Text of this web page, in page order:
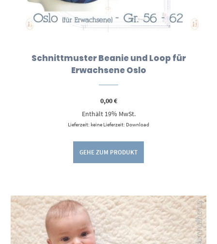
Schnittmuster Beanie und Loop für
Erwachsene Oslo
0,00€
Enthält 19% MwSt.
Lieferzeit: keine Lieferzeit: Download
GEHE ZUM PRODUKT